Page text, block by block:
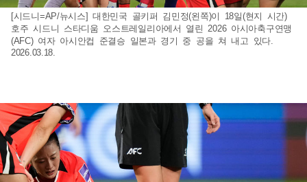
[시드니=AP/뉴시스] 대한민국 골키퍼 김민정(왼쪽)이 18일(현지 시간)
호주 시드니 스타디움 오스트레일리아에서 열린 2026 아시아축구연맹
(AFC) 여자 아시안컵 준결승 일본과 경기 중 공을 쳐 내고 있다.
2026.03.18.